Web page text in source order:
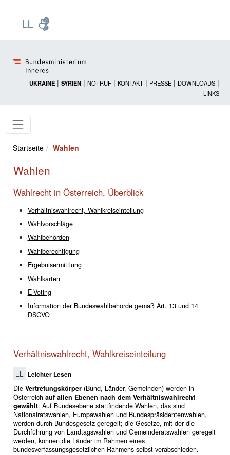
UKRAINE | SYRIEN | NOTRUF | KONTAKT | PRESSE | DOWNLOADS |
LINKS
Startseite Wahlen
Wahlen
Wahlrecht in Österreich, Überblick
Verhältniswahlrecht, Wahlkreiseinteilung
Wahlvorschläge
Wahlbehörden
Wahlberechtigung
Ergebnisermittlung
Wahlkarten
E-Voting
Information der Bundeswahlbehörde gemäß Art. 13 und 14
DSGVO
Verhältniswahlrecht, Wahlkreiseinteilung
Leichter Lesen
Die Vertretungskörper(Bund, Länder, Gemeinden) werden in
Österreich auf allen Ebenen nach dem Verhältniswahlrecht
gewählt. Auf Bundesebene stattfindende Wahlen, das sind
Nationalratswahlen, Europawahlenund Bundespräsidentenwahlen,
werden durch Bundesgesetz geregelt; die Gesetze, mit der die
Durchführung von Landtagswahlen und Gemeinderatswahlen geregelt
werden, können die Länder im Rahmen eines
bundesverfassungsgesetzlichen Rahmens selbst verabschieden.